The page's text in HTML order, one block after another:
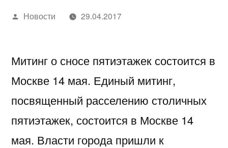
Написано
Новости 29.04.2017
Митинг о сносе пятиэтажек состоится в
Москве 14 мая. Единый митинг,
посвященный расселению столичных
пятиэтажек, состоится в Москве 14
мая. Власти города пришли к